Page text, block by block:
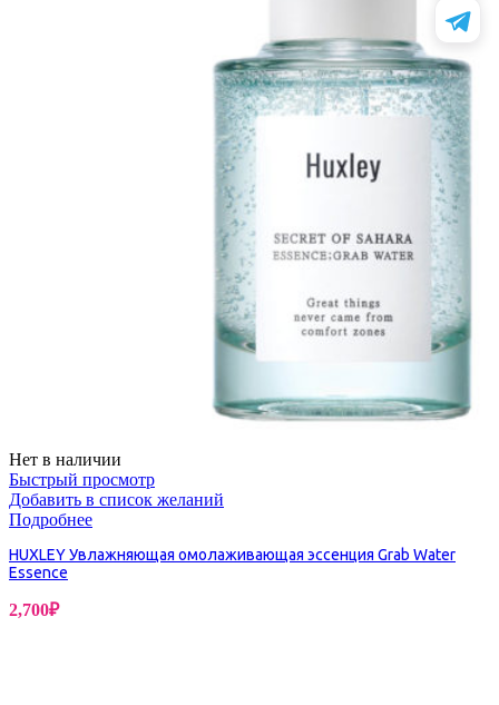
Нет в наличии
Быстрый просмотр
Добавить в список желаний
Подробнее
HUXLEY Увлажняющая омолаживающая эссенция Grab Water
Essence
2,700₽